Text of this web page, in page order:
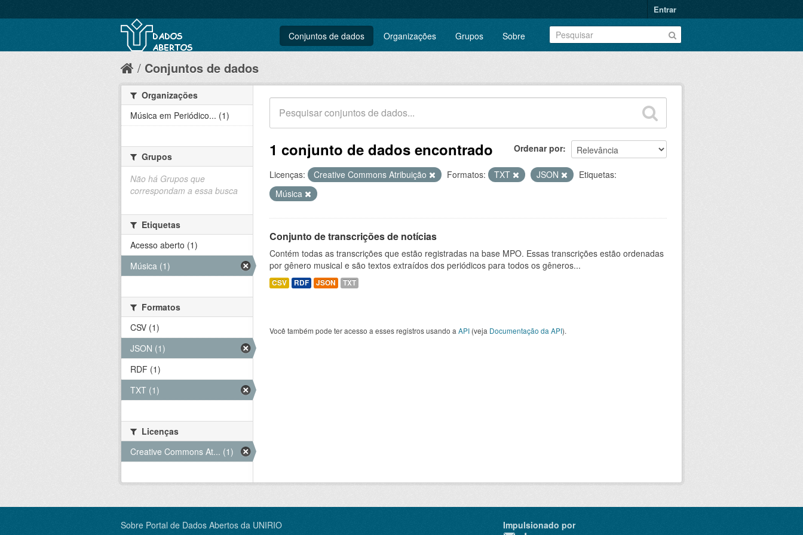
Entrar
Conjuntos de dados Organizações Grupos Sobre
Conjuntos de dados
Ordenar por
1 conjunto de dados encontrado
Licenças: Creative Commons Atribuição Formatos: TXT JSON
Etiquetas:
Música
Conjunto de transcrições de notícias
Contém todas as transcrições que estão registradas na base MPO. Essas transcrições estão ordenadas
por gênero musical e são textos extraídos dos periódicos para todos os gêneros...
CSV RDF JSON TXT
Você também pode ter acesso a esses registros usando a API (veja Documentação da API).
Organizações
Música em Periódico... (1)
Grupos
Não há Grupos que
correspondam a essa busca
Etiquetas
Acesso aberto (1)
Música (1)
Formatos
CSV (1)
JSON (1)
RDF (1)
TXT (1)
Licenças
Creative Commons At... (1)
Sobre Portal de Dados Abertos da UNIRIO
Impulsionado por